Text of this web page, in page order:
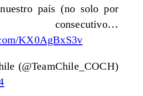
país (no solo por
KX0AgBxS3v
(@TeamChile_COCH)